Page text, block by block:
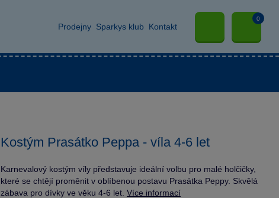
Prodejny Sparkys klub Kontakt
0
Kostým Prasátko Peppa - víla 4-6 let
Karnevalový kostým víly představuje ideální volbu pro malé holčičky,
které se chtějí proměnit v oblíbenou postavu Prasátka Peppy. Skvělá
zábava pro dívky ve věku 4-6 let. Více informací